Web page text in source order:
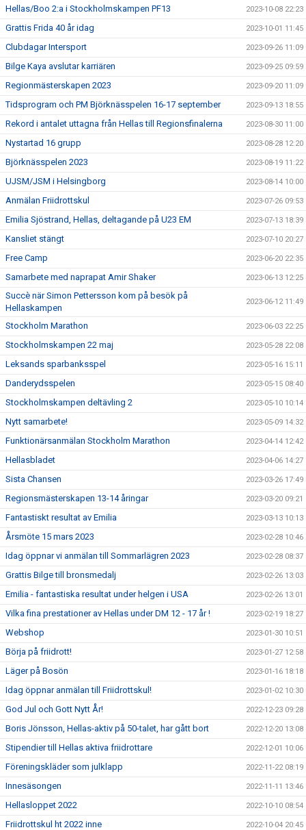
Hellas/Boo 2:a i Stockholmskampen PF13 2023-10-08 22:23
Grattis Frida 40 år idag 2023-10-01 11:45
Clubdagar Intersport 2023-09-26 11:09
Bilge Kaya avslutar karriären 2023-09-25 09:59
Regionmästerskapen 2023 2023-09-20 11:09
Tidsprogram och PM Björknässpelen 16-17 september 2023-09-13 18:55
Rekord i antalet uttagna från Hellas till Regionsfinalerna 2023-08-30 11:00
Nystartad 16 grupp 2023-08-28 12:20
Björknässpelen 2023 2023-08-19 11:22
UJSM/JSM i Helsingborg 2023-08-14 10:00
Anmälan Friidrottskul 2023-07-26 09:53
Emilia Sjöstrand, Hellas, deltagande på U23 EM 2023-07-13 18:39
Kansliet stängt 2023-07-10 20:27
Free Camp 2023-06-20 22:35
Samarbete med naprapat Amir Shaker 2023-06-13 12:25
Succè när Simon Pettersson kom på besök på
Hellaskampen
2023-06-12 11:49
Stockholm Marathon 2023-06-03 22:25
Stockholmskampen 22 maj 2023-05-28 22:08
Leksands sparbanksspel 2023-05-16 15:11
Danderydsspelen 2023-05-15 08:40
Stockholmskampen deltävling 2 2023-05-10 10:14
Nytt samarbete! 2023-05-09 14:32
Funktionärsanmälan Stockholm Marathon 2023-04-14 12:42
Hellasbladet 2023-04-06 14:27
Sista Chansen 2023-03-26 17:49
Regionsmästerskapen 13-14 åringar 2023-03-20 09:21
Fantastiskt resultat av Emilia 2023-03-13 10:13
Årsmöte 15 mars 2023 2023-02-28 10:46
Idag öppnar vi anmälan till Sommarlägren 2023 2023-02-28 08:37
Grattis Bilge till bronsmedalj 2023-02-26 13:03
Emilia - fantastiska resultat under helgen i USA 2023-02-26 13:01
Vilka fina prestationer av Hellas under DM 12 - 17 år ! 2023-02-19 18:27
Webshop 2023-01-30 10:51
Börja på friidrott! 2023-01-27 12:58
Läger på Bosön 2023-01-16 18:18
Idag öppnar anmälan till Friidrottskul! 2023-01-02 10:30
God Jul och Gott Nytt År! 2022-12-23 09:28
Boris Jönsson, Hellas-aktiv på 50-talet, har gått bort 2022-12-20 13:08
Stipendier till Hellas aktiva friidrottare 2022-12-01 10:06
Föreningskläder som julklapp 2022-11-22 08:19
Innesäsongen 2022-11-11 13:46
Hellasloppet 2022 2022-10-10 08:54
Friidrottskul ht 2022 inne 2022-10-04 20:45